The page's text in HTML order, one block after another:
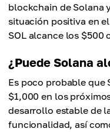
blockchain de Solana
situación positiva en
SOL alcance los $500
¿Puede Solana
Es poco probable que
$1,000 en los
desarrollo estable de
funcionalidad, así